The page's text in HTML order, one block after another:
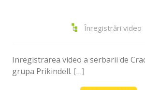
Înregistrări video
Inregistrarea video a serbarii de
grupa Prikindell. […]